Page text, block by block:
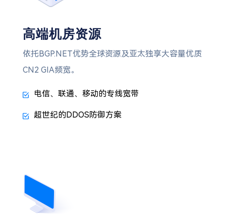
高端机房资源
依托BGP.NET优势全球资源及亚太独享大容量优质
CN2 GIA频宽。
电信、联通、移动的专线宽带
超世纪的DDOS防御方案